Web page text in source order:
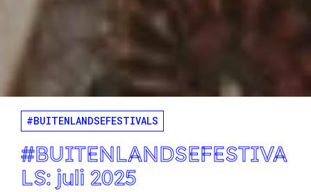
#BUITENLANDSEFESTIVALS
#BUITENLANDSEFESTIVA
LS: juli 2025